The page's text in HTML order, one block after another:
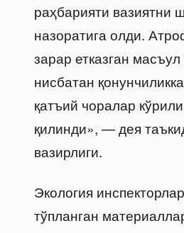
раҳбарияти вазиятни
назоратига олди.
зарар етказган
нисбатан
қатъий чоралар
қилинди», — дея
вазирлиги.
Экология
тўпланган